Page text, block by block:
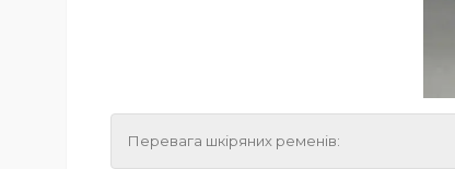
Перевага шкіряних ременів: